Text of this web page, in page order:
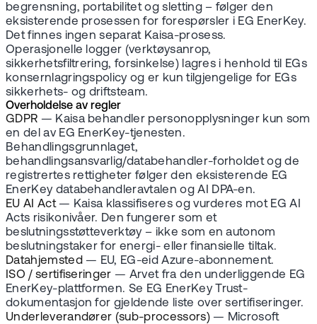
begrensning, portabilitet og sletting – følger den
eksisterende prosessen for forespørsler i EG EnerKey.
Det finnes ingen separat Kaisa-prosess.
Operasjonelle logger (verktøysanrop,
sikkerhetsfiltrering, forsinkelse) lagres i henhold til EGs
konsernlagringspolicy og er kun tilgjengelige for EGs
sikkerhets- og driftsteam.
Overholdelse av regler
GDPR — Kaisa behandler personopplysninger kun som
en del av EG EnerKey-tjenesten.
Behandlingsgrunnlaget,
behandlingsansvarlig/databehandler-forholdet og de
registrertes rettigheter følger den eksisterende EG
EnerKey databehandleravtalen og AI DPA-en.
EU AI Act— Kaisa klassifiseres og vurderes mot EG AI
Acts risikonivåer. Den fungerer som et
beslutningsstøtteverktøy – ikke som en autonom
beslutningstaker for energi- eller finansielle tiltak.
Datahjemsted — EU, EG-eid Azure-abonnement.
ISO / sertifiseringer — Arvet fra den underliggende EG
EnerKey-plattformen. Se EG EnerKey Trust-
dokumentasjon for gjeldende liste over sertifiseringer.
Underleverandører (sub-processors)— Microsoft